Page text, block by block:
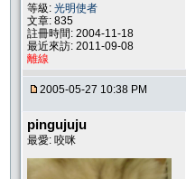
等級: 光明使者
文章: 835
註冊時間: 2004-11-18
最近來訪: 2011-09-08
離線
2005-05-27 10:38 PM
pingujuju
最愛: 咬咪